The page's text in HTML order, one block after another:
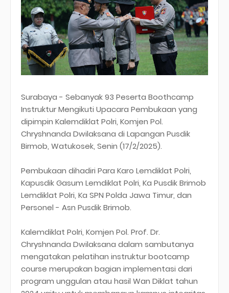
Surabaya - Sebanyak 93 Peserta Boothcamp
Instruktur Mengikuti Upacara Pembukaan yang
dipimpin Kalemdiklat Polri, Komjen Pol.
Chryshnanda Dwilaksana di Lapangan Pusdik
Birmob, Watukosek, Senin (17/2/2025).
Pembukaan dihadiri Para Karo Lemdiklat Polri,
Kapusdik Gasum Lemdiklat Polri, Ka Pusdik Brimob
Lemdiklat Polri, Ka SPN Polda Jawa Timur, dan
Personel - Asn Pusdik Brimob.
Kalemdiklat Polri, Komjen Pol. Prof. Dr.
Chryshnanda Dwilaksana dalam sambutanya
mengatakan pelatihan instruktur bootcamp
course merupakan bagian implementasi dari
program unggulan atau hasil Wan Diklat tahun